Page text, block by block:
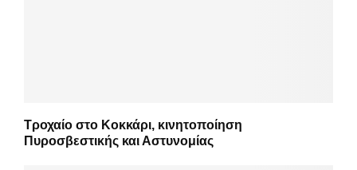
Τροχαίο στο Κοκκάρι, κινητοποίηση
Πυροσβεστικής και Αστυνομίας